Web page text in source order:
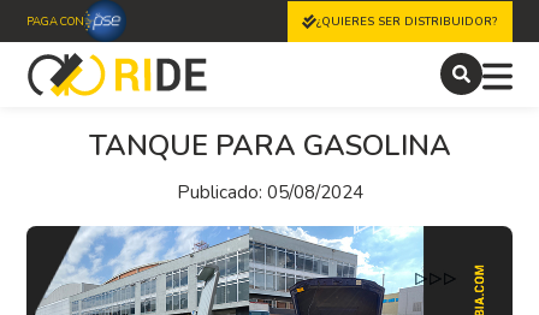
PAGA CON ¿QUIERES SER DISTRIBUIDOR?
TANQUE PARA GASOLINA
Publicado: 05/08/2024